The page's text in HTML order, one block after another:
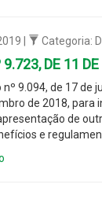
| Categoria:
9.723, DE 11
9.094, de 17 de
de 2018, para
de
e